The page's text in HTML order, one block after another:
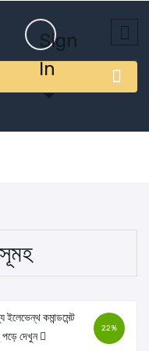
Sign
In
22%
দেখুন